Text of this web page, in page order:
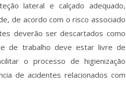
lateral e calçado adequado,
de acordo com o risco associado
deverão ser descartados como
de trabalho deve estar livre de
o processo de higienização
de acidentes relacionados com